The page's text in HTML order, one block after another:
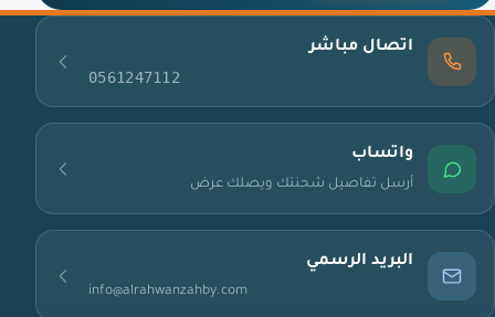
اتصال مباشر
0561247112
واتساب
أرسل تفاصيل شحنتك ويصلك عرض
البريد الرسمي
info@alrahwanzahby.com